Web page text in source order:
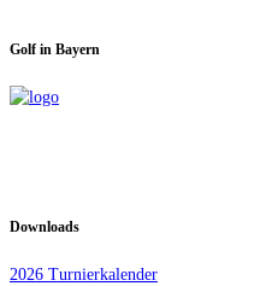
Golf in Bayern
Downloads
2026 Turnierkalender